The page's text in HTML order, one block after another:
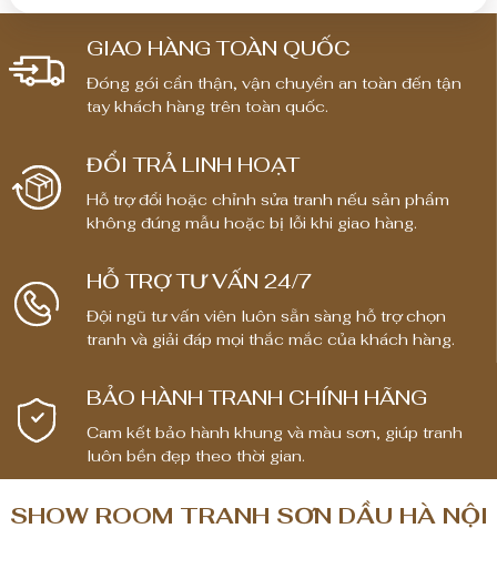
GIAO HÀNG TOÀN QUỐC
Đóng gói cẩn thận, vận chuyển an toàn đến tận
tay khách hàng trên toàn quốc.
ĐỔI TRẢ LINH HOẠT
Hỗ trợ đổi hoặc chỉnh sửa tranh nếu sản phẩm
không đúng mẫu hoặc bị lỗi khi giao hàng.
HỖ TRỢ TƯ VẤN 24/7
Đội ngũ tư vấn viên luôn sẵn sàng hỗ trợ chọn
tranh và giải đáp mọi thắc mắc của khách hàng.
BẢO HÀNH TRANH CHÍNH HÃNG
Cam kết bảo hành khung và màu sơn, giúp tranh
luôn bền đẹp theo thời gian.
SHOW ROOM TRANH SƠN DẦU HÀ NỘI